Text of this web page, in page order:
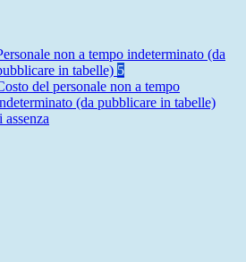
non a tempo indeterminato (da
in tabelle) 5
del personale non a tempo
(da pubblicare in tabelle)
assenza